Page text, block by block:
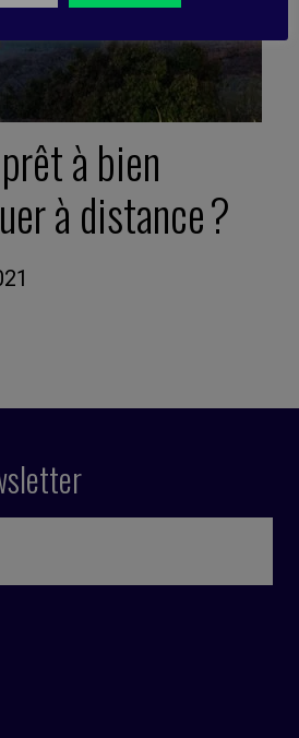
à bien
à distance ?